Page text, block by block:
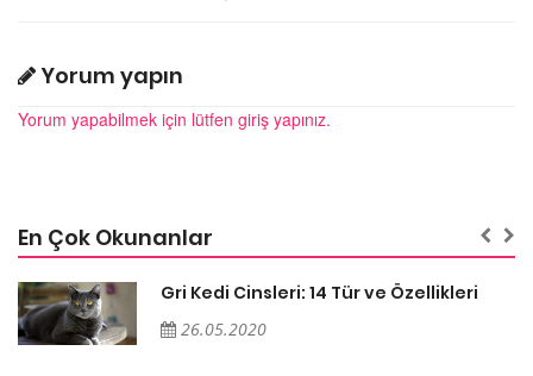
Yorum yapın
Yorum yapabilmek için lütfen giriş yapınız.
En Çok Okunanlar
Gri Kedi Cinsleri: 14 Tür ve Özellikleri
26.05.2020